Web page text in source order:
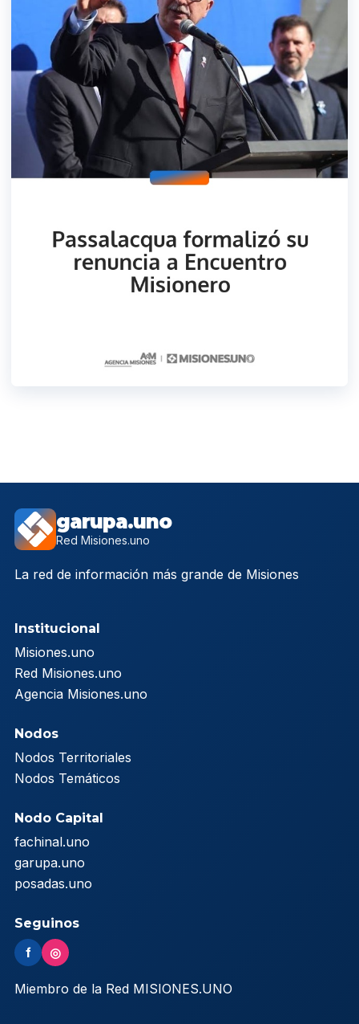
garupa.uno
Red Misiones.uno
La red de información más grande de Misiones
Institucional
Misiones.uno
Red Misiones.uno
Agencia Misiones.uno
Nodos
Nodos Territoriales
Nodos Temáticos
Nodo Capital
fachinal.uno
garupa.uno
posadas.uno
Seguinos
f ◎
Miembro de la Red MISIONES.UNO